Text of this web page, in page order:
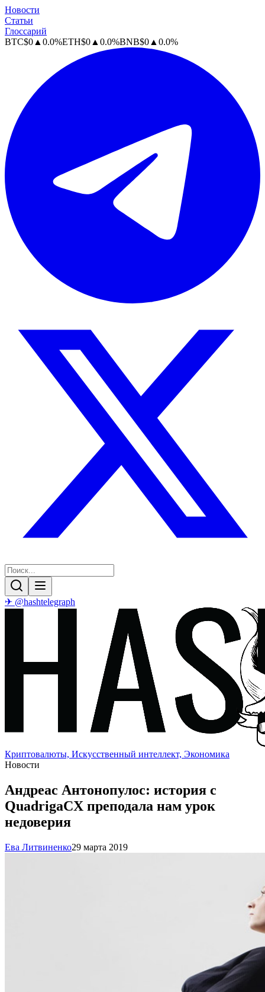
Новости
Статьи
Глоссарий
BTC$0 ▲ 0.0%ETH$0 ▲ 0.0%BNB$0 ▲ 0.0%
✈ @hashtelegraph
Криптовалюты, Искусственный интеллект, Экономика
Новости
Андреас Антонопулос: история с
QuadrigaCX преподала нам урок
недоверия
Ева Литвиненко29 марта 2019